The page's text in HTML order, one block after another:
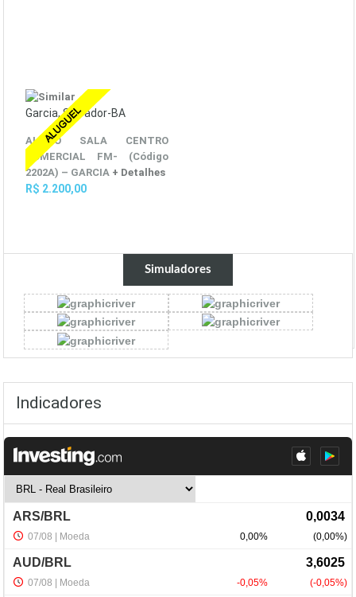
Garcia, Salvador-BA
ALUGO SALA CENTRO
COMERCIAL FM- (Código
2202A) – GARCIA + Detalhes
R$ 2.200,00
Simuladores
Indicadores
NewsLetter